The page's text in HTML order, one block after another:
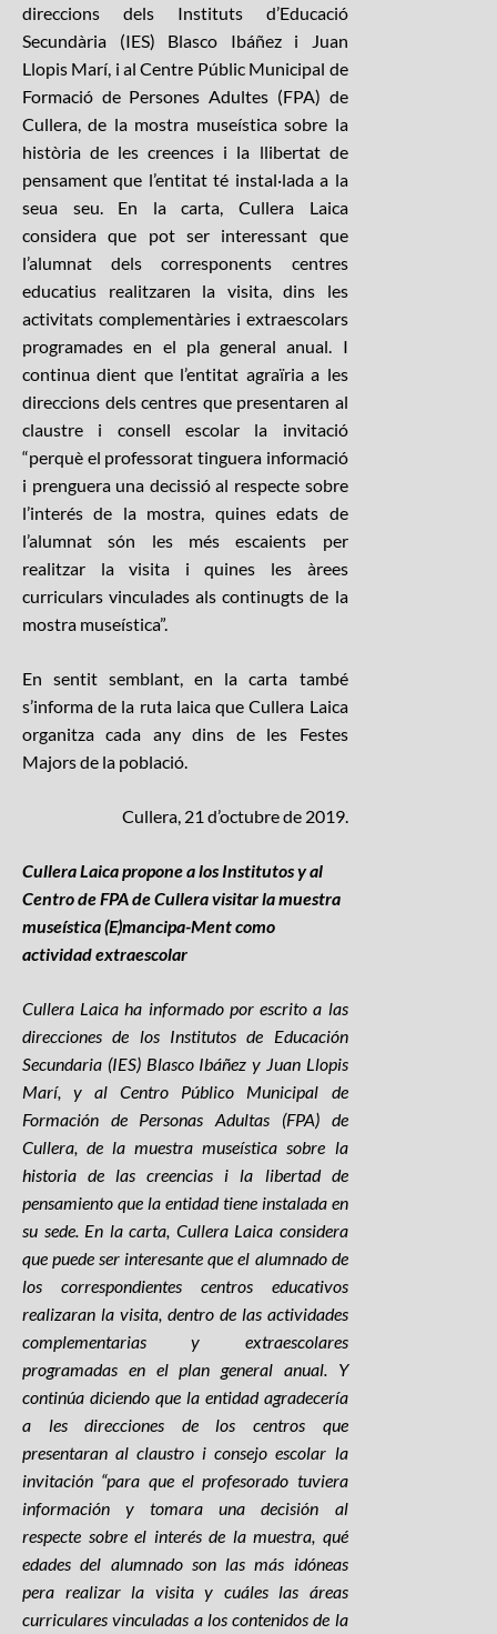
direccions dels Instituts d’Educació
Secundària (IES) Blasco Ibáñez i Juan
Llopis Marí, i al Centre Públic Municipal de
Formació de Persones Adultes (FPA) de
Cullera, de la mostra museística sobre la
història de les creences i la llibertat de
pensament que l’entitat té instal·lada a la
seua seu. En la carta, Cullera Laica
considera que pot ser interessant que
l’alumnat dels corresponents centres
educatius realitzaren la visita, dins les
activitats complementàries i extraescolars
programades en el pla general anual. I
continua dient que l’entitat agraïria a les
direccions dels centres que presentaren al
claustre i consell escolar la invitació
“perquè el professorat tinguera informació
i prenguera una decissió al respecte sobre
l’interés de la mostra, quines edats de
l’alumnat són les més escaients per
realitzar la visita i quines les àrees
curriculars vinculades als continugts de la
mostra museística”.
En sentit semblant, en la carta també
s’informa de la ruta laica que Cullera Laica
organitza cada any dins de les Festes
Majors de la població.
Cullera, 21 d’octubre de 2019.
Cullera Laica propone a los Institutos y al
Centro de FPA de Cullera visitar la muestra
museística (E)mancipa-Ment como
actividad extraescolar
Cullera Laica ha informado por escrito a las
direcciones de los Institutos de Educación
Secundaria (IES) Blasco Ibáñez y Juan Llopis
Marí, y al Centro Público Municipal de
Formación de Personas Adultas (FPA) de
Cullera, de la muestra museística sobre la
historia de las creencias i la libertad de
pensamiento que la entidad tiene instalada en
su sede. En la carta, Cullera Laica considera
que puede ser interesante que el alumnado de
los correspondientes centros educativos
realizaran la visita, dentro de las actividades
complementarias y extraescolares
programadas en el plan general anual. Y
continúa diciendo que la entidad agradecería
a les direcciones de los centros que
presentaran al claustro i consejo escolar la
invitación “para que el profesorado tuviera
información y tomara una decisión al
respecte sobre el interés de la muestra, qué
edades del alumnado son las más idóneas
pera realizar la visita y cuáles las áreas
curriculares vinculadas a los contenidos de la